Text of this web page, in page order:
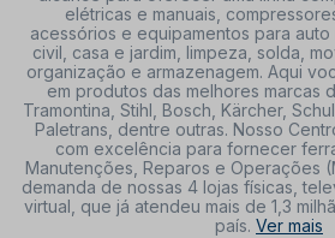
elétricas e manuais,
acessórios e equipamentos para
civil, casa e jardim, limpeza, solda,
organização e armazenagem. Aqui
em produtos das melhores marcas
Tramontina, Stihl, Bosch, Kärcher,
Paletrans, dentre outras. Nosso
com excelência para fornecer
Manutenções, Reparos e Operações
demanda de nossas 4 lojas físicas,
virtual, que já atendeu mais de 1,3
país. Ver mais